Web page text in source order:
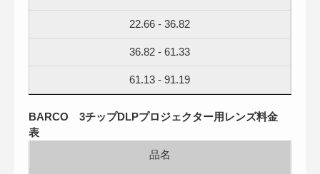
22.66 - 36.82
36.82 - 61.33
61.13 - 91.19
BARCO 3チップDLPプロジェクター用レンズ料金
表
品名